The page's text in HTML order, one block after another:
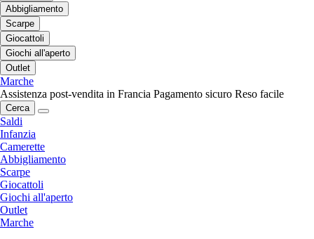
Abbigliamento
Scarpe
Giocattoli
Giochi all'aperto
Outlet
Marche
Assistenza post-vendita in Francia Pagamento sicuro Reso facile
Cerca
Saldi
Infanzia
Camerette
Abbigliamento
Scarpe
Giocattoli
Giochi all'aperto
Outlet
Marche